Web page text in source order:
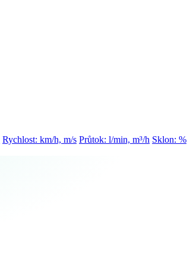
Rychlost: km/h, m/s Průtok: l/min, m³/h Sklon: %